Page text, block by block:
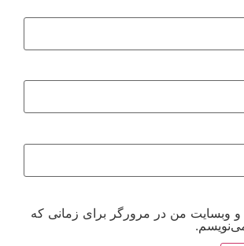
و وبسایت من در مرورگر برای زمانی که